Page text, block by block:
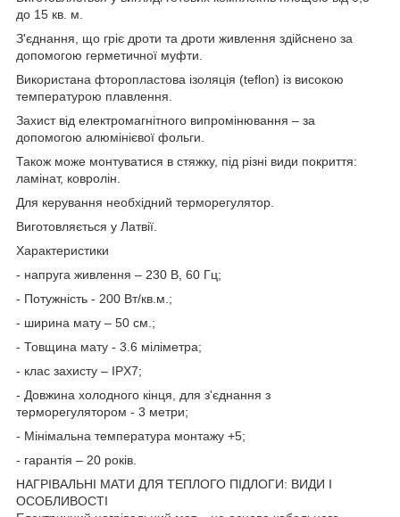
до 15 кв. м.
З'єднання, що гріє дроти та дроти живлення здійснено за
допомогою герметичної муфти.
Використана фторопластова ізоляція (teflon) із високою
температурою плавлення.
Захист від електромагнітного випромінювання – за
допомогою алюмінієвої фольги.
Також може монтуватися в стяжку, під різні види покриття:
ламінат, ковролін.
Для керування необхідний терморегулятор.
Виготовляється у Латвії.
Характеристики
- напруга живлення – 230 В, 60 Гц;
- Потужність - 200 Вт/кв.м.;
- ширина мату – 50 см.;
- Товщина мату - 3.6 міліметра;
- клас захисту – IPX7;
- Довжина холодного кінця, для з'єднання з
терморегулятором - 3 метри;
- Мінімальна температура монтажу +5;
- гарантія – 20 років.
НАГРІВАЛЬНІ МАТИ ДЛЯ ТЕПЛОГО ПІДЛОГИ: ВИДИ І
ОСОБЛИВОСТІ